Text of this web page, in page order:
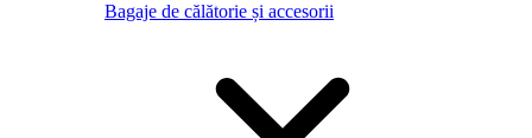
Bagaje de călătorie și accesorii